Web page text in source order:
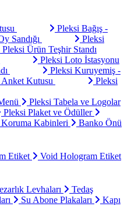
Pleksi Bağış -
Sandığı
Pleksi
Pleksi Ürün Teşhir Standı
Pleksi Loto İstasyonu
Pleksi Kuruyemiş -
Anket Kutusu
Pleksi
Pleksi Tabela ve Logolar
Pleksi Plaket ve Ödüller
Kabinleri
Banko Önü
Etiket
Void Hologram Etiket
Levhaları
Tedaş
Su Abone Plakaları
Kapı